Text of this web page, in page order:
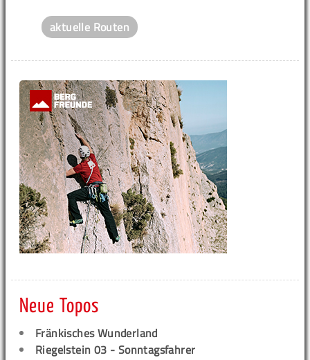
aktuelle Routen
Neue Topos
Fränkisches Wunderland
Riegelstein 03 - Sonntagsfahrer